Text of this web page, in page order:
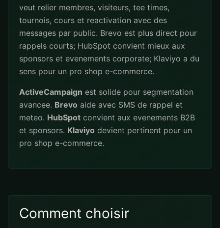
veut relier membres, visiteurs, tee times,
tournois, cours et reactivation avec des
messages par public. Brevo est plus direct pour
rappels courts; HubSpot convient mieux aux
sponsors et evenements corporate; Klaviyo a du
sens pour un pro shop e-commerce.
ActiveCampaign est solide pour segmentation
avancee. Brevo aide avec SMS de rappel et
meteo. HubSpot convient aux evenements B2B
et sponsors. Klaviyo devient pertinent pour un
pro shop e-commerce.
Comment choisir